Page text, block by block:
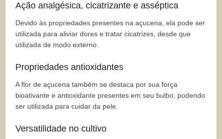
Ação analgésica, cicatrizante e asséptica
Devido às propriedades presentes na açucena, ela pode ser
utilizada para aliviar dores e tratar cicatrizes, desde que
utilizada de modo externo.
Propriedades antioxidantes
A flor de açucena também se destaca por sua força
bioativante e antioxidante presentes em seu bulbo, podendo
ser utilizada para cuidar da pele.
Versatilidade no cultivo